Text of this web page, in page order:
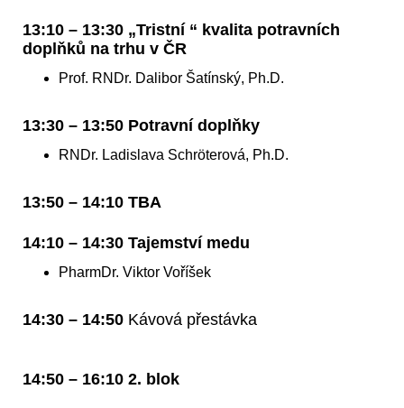
13:10 – 13:30 „Tristní “ kvalita potravních
doplňků na trhu v ČR
Prof. RNDr. Dalibor Šatínský, Ph.D.
13:30 – 13:50 Potravní doplňky
RNDr. Ladislava Schröterová, Ph.D.
13:50 – 14:10 TBA
14:10 – 14:30 Tajemství medu
PharmDr. Viktor Voříšek
14:30 – 14:50 Kávová přestávka
14:50 – 16:10 2. blok